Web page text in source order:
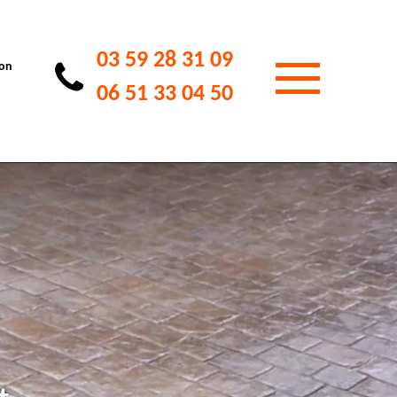
03 59 28 31 09
06 51 33 04 50